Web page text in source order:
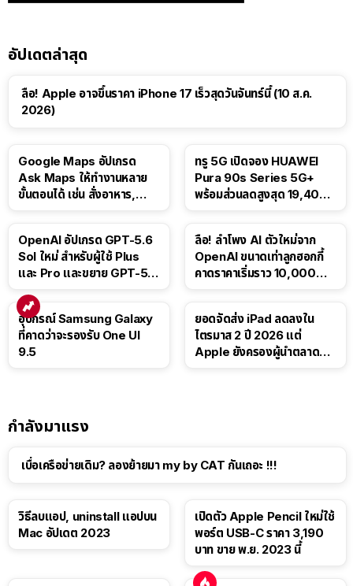
อัปเดตล่าสุด
ลือ! Apple อาจขึ้นราคา iPhone 17 เร็วสุดวันจันทร์นี้ (10 ส.ค.
2026)
Google Maps อัปเกรด
Ask Maps ให้ทำงานหลาย
ขั้นตอนได้ เช่น สั่งอาหาร,
ทรู 5G เปิดจอง HUAWEI
Pura 90s Series 5G+
พร้อมส่วนลดสูงสุด 19,400
OpenAI อัปเกรด GPT-5.6
Sol ใหม่ สำหรับผู้ใช้ Plus
และ Pro และขยาย GPT-5.6
ลือ! ลำโพง AI ตัวใหม่จาก
OpenAI ขนาดเท่าลูกฮอกกี้
คาดราคาเริ่มราว 10,000
อุปกรณ์ Samsung Galaxy
ที่คาดว่าจะรองรับ One UI
9.5
ยอดจัดส่ง iPad ลดลงใน
ไตรมาส 2 ปี 2026 แต่
Apple ยังครองผู้นำตลาด
กำลังมาแรง
เบื่อเครือข่ายเดิม? ลองย้ายมา my by CAT กันเถอะ !!!
วิธีลบแอป, uninstall แอปบน
Mac อัปเดต 2023
เปิดตัว Apple Pencil ใหม่ใช้
พอร์ต USB-C ราคา 3,190
บาท ขาย พ.ย. 2023 นี้